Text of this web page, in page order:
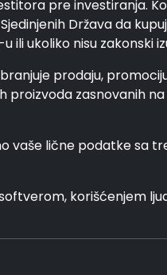
pre investiranja.
Država da
ili ukoliko nisu zakonski
prodaju,
zasnovanih
lične podatke sa
korišćenjem